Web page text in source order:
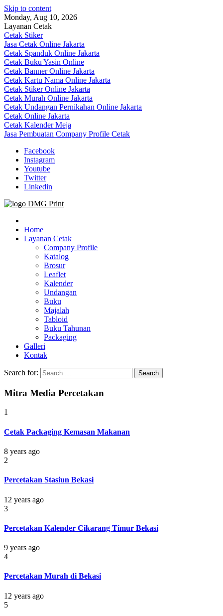
Skip to content
Monday, Aug 10, 2026
Layanan Cetak
Cetak Stiker
Jasa Cetak Online Jakarta
Cetak Spanduk Online Jakarta
Cetak Buku Yasin Online
Cetak Banner Online Jakarta
Cetak Kartu Nama Online Jakarta
Cetak Stiker Online Jakarta
Cetak Murah Online Jakarta
Cetak Undangan Pernikahan Online Jakarta
Cetak Online Jakarta
Cetak Kalender Meja
Jasa Pembuatan Company Profile Cetak
Facebook
Instagram
Youtube
Twitter
Linkedin
Jasa Cetak Online DMG Printing
Home
Layanan Cetak
Company Profile
Katalog
Brosur
Leaflet
Kalender
Undangan
Buku
Majalah
Tabloid
Buku Tahunan
Packaging
Galleri
Kontak
Search for:
Mitra Media Percetakan
1
Cetak Packaging Kemasan Makanan
8 years ago
2
Percetakan Stasiun Bekasi
12 years ago
3
Percetakan Kalender Cikarang Timur Bekasi
9 years ago
4
Percetakan Murah di Bekasi
12 years ago
5